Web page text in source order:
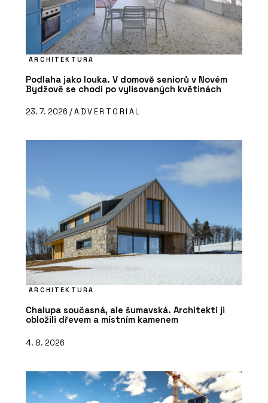
ARCHITEKTURA
Podlaha jako louka. V domově seniorů v Novém
Bydžově se chodí po vylisovaných květinách
23. 7. 2026 /ADVERTORIAL
ARCHITEKTURA
Chalupa současná, ale šumavská. Architekti ji
obložili dřevem a místním kamenem
4. 8. 2026